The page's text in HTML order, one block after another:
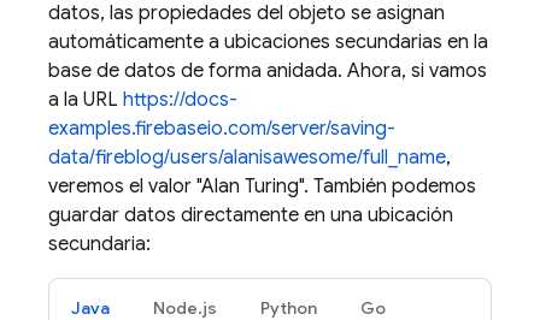
datos, las propiedades del objeto se asignan
automáticamente a ubicaciones secundarias en la
base de datos de forma anidada. Ahora, si vamos
a la URL https://docs-
examples.firebaseio.com/server/saving-
data/fireblog/users/alanisawesome/full_name,
veremos el valor "Alan Turing". También podemos
guardar datos directamente en una ubicación
secundaria:
Java Node.js Python Go